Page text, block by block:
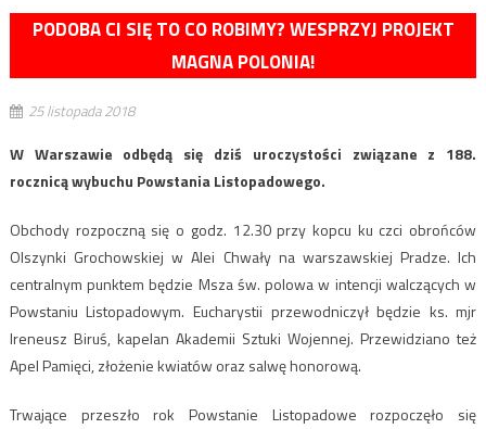
PODOBA CI SIĘ TO CO ROBIMY? WESPRZYJ PROJEKT
MAGNA POLONIA!
25 listopada 2018
W Warszawie odbędą się dziś uroczystości związane z 188.
rocznicą wybuchu Powstania Listopadowego.
Obchody rozpoczną się o godz. 12.30 przy kopcu ku czci obrońców
Olszynki Grochowskiej w Alei Chwały na warszawskiej Pradze. Ich
centralnym punktem będzie Msza św. polowa w intencji walczących w
Powstaniu Listopadowym. Eucharystii przewodniczył będzie ks. mjr
Ireneusz Biruś, kapelan Akademii Sztuki Wojennej. Przewidziano też
Apel Pamięci, złożenie kwiatów oraz salwę honorową.
Trwające przeszło rok Powstanie Listopadowe rozpoczęło się